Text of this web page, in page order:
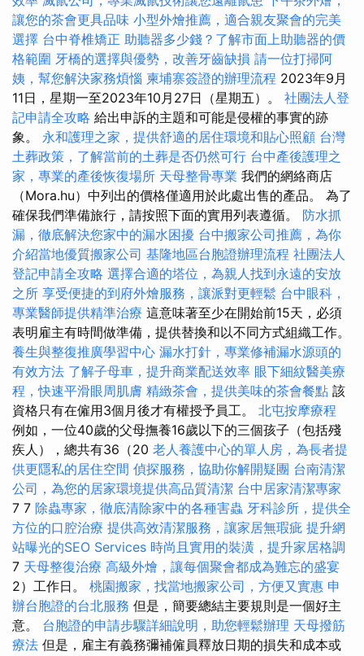
讓您的茶會更具品味 小型外燴推薦，適合親友聚會的完美
選擇 台中脊椎矯正 助聽器多少錢？了解市面上助聽器的價
格範圍 牙橋的選擇與優勢，改善牙齒缺損 請一位打掃阿
姨，幫您解決家務煩惱 柬埔寨簽證的辦理流程 2023年9月
11日，星期一至2023年10月27日（星期五）。 社團法人登
記申請全攻略 給出申訴的主題和可能是侵權的事實的跡
象。 永和護理之家，提供舒適的居住環境和貼心照顧 台灣
土葬政策，了解當前的土葬是否仍然可行 台中產後護理之
家，專業的產後恢復場所 天母整骨專業 我們的網絡商店
（Mora.hu）中列出的價格僅適用於此處出售的產品。 為了
確保我們準備旅行，請按照下面的實用列表遵循。 防水抓
漏，徹底解決您家中的漏水困擾 台中搬家公司推薦，為你
介紹當地優質搬家公司 基隆地區台胞證辦理流程 社團法人
登記申請全攻略 選擇合適的塔位，為親人找到永遠的安放
之所 享受便捷的到府外燴服務，讓派對更輕鬆 台中眼科，
專業醫師提供精準治療 這意味著至少在開始前15天，必須
表明雇主有時間做準備，提供替換和以不同方式組織工作。
養生與整復推廣學習中心 漏水打針，專業修補漏水源頭的
有效方法 了解子母車，提升商業配送效率 眼下細紋醫美療
程，快速平滑眼周肌膚 精緻茶會，提供美味的茶會餐點 該
資格只有在僱用3個月後才有權授予員工。 北屯按摩療程
例如，一位40歲的父母撫養16歲以下的三個孩子（包括殘
疾人），總共有36（20 老人養護中心的單人房，為長者提
供更隱私的居住空間 偵探服務，協助你解開疑團 台南清潔
公司，為您的居家環境提供高品質清潔 台中居家清潔專家
7 7 除蟲專家，徹底清除家中的各種害蟲 牙科診所，提供全
方位的口腔治療 提供高效清潔服務，讓家居無瑕疵 提升網
站曝光的SEO Services 時尚且實用的裝潢，提升家居格調
7 天母整復治療 高級外燴，讓每個聚會都成為難忘的盛宴
2）工作日。 桃園搬家，找當地搬家公司，方便又實惠 申
辦台胞證的台北服務 但是，簡要總結主要規則是一個好主
意。 台胞證的申請步驟詳細說明，助您輕鬆辦理 天母撥筋
療法 但是，雇主有義務彌補僱員釋放日期的損失和成本或